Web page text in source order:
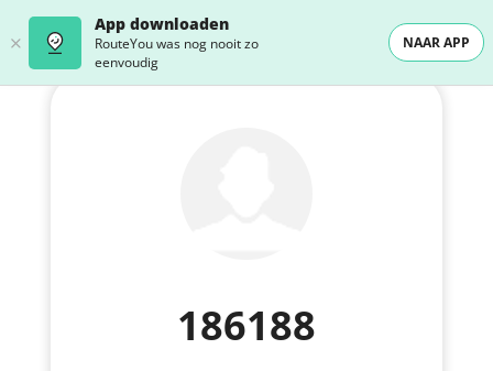
App downloaden
RouteYou was nog nooit zo
eenvoudig
NAAR APP
186188